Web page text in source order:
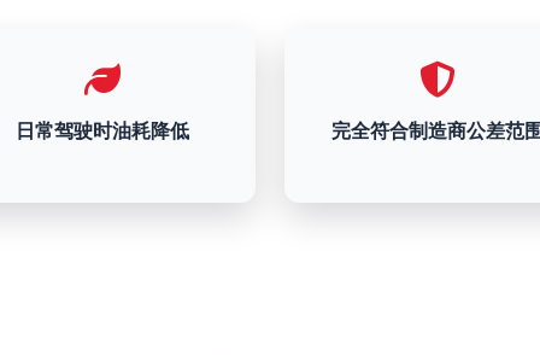
日常驾驶时油耗降低 完全符合制造商公差范